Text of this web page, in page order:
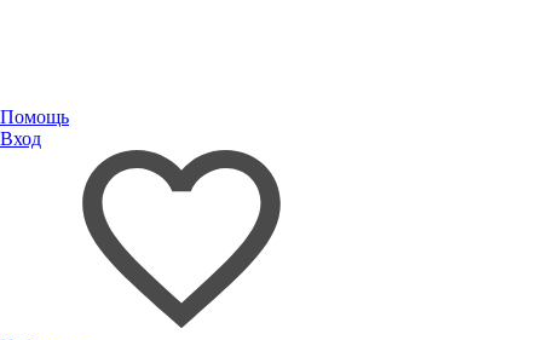
Помощь
Вход